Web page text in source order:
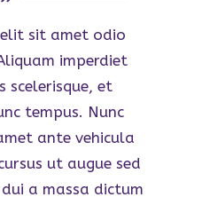
sit amet odio
imperdiet
scelerisque, et
tempus. Nunc
ante vehicula
ut augue sed
a massa dictum